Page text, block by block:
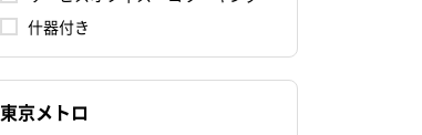
什器付き
東京メトロ